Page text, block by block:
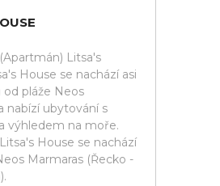
Litsa's
House se nachází asi
pláže Neos
nabízí ubytování s
výhledem na moře.
House se nachází
Marmaras (Řecko -